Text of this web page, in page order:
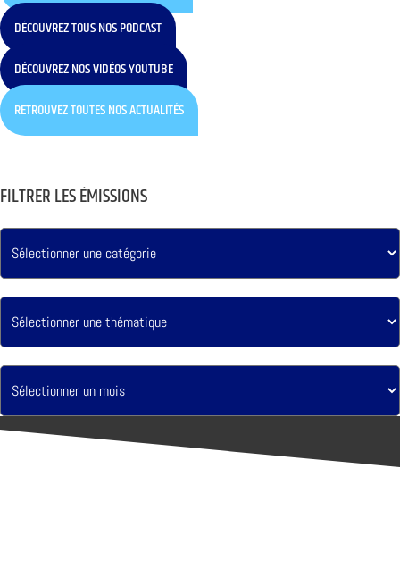
DÉCOUVREZ TOUS NOS PODCAST
DÉCOUVREZ NOS VIDÉOS YOUTUBE
RETROUVEZ TOUTES NOS ACTUALITÉS
FILTRER LES ÉMISSIONS